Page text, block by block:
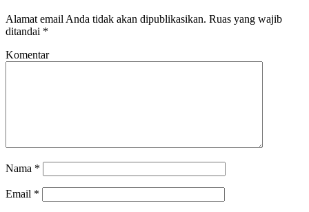
Alamat email Anda tidak akan dipublikasikan. Ruas yang wajib
ditandai *
Komentar
Nama *
Email *